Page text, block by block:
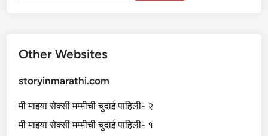
Other Websites
storyinmarathi.com
मी माझ्या सेक्सी मम्मीची चुदाई पाहिली- २
मी माझ्या सेक्सी मम्मीची चुदाई पाहिली- १